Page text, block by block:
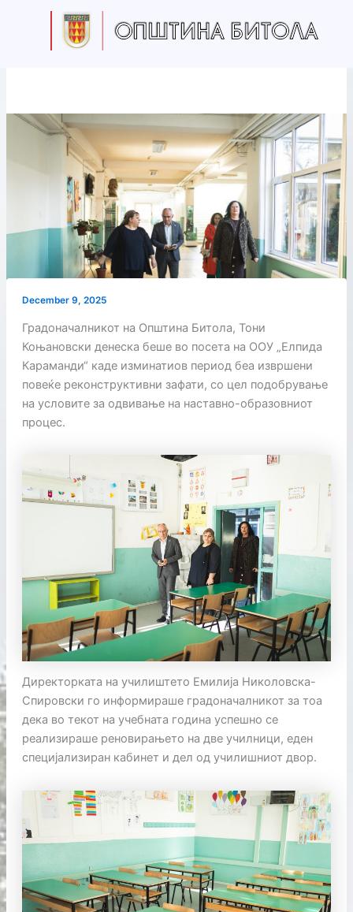
December 9, 2025
Градоначалникот на Општина Битола, Тони
Коњановски денеска беше во посета на ООУ „Елпида
Караманди“ каде изминатиов период беа извршени
повеќе реконструктивни зафати, со цел подобрување
на условите за одвивање на наставно-образовниот
процес.
Директорката на училиштето Емилија Николовска-
Спировски го информираше градоначалникот за тоа
дека во текот на учебната година успешно се
реализираше реновирањето на две училници, еден
специјализиран кабинет и дел од училишниот двор.